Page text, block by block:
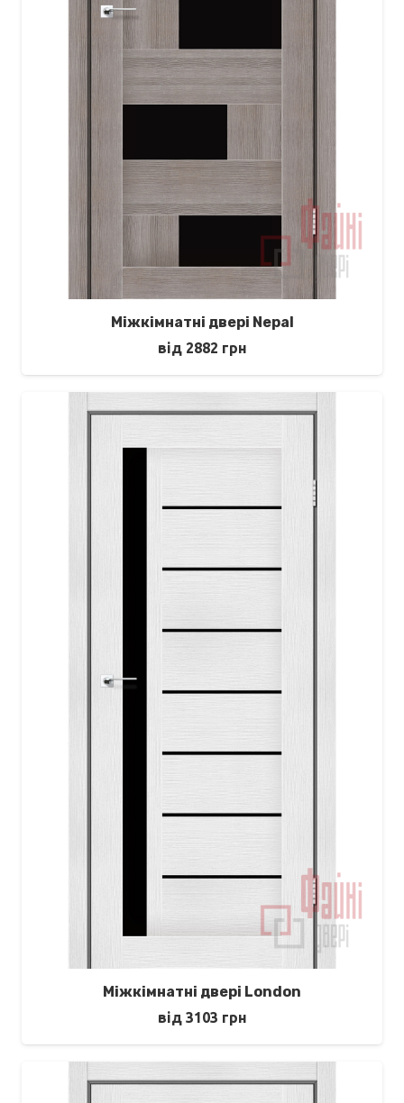
Міжкімнатні двері Nepal
від 2882 грн
Міжкімнатні двері London
від 3103 грн